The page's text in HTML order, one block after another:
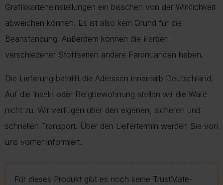
Grafikkarteneinstellungen ein bisschen von der Wirklichkeit
abweichen können. Es ist also kein Grund für die
Beanstandung. Außerdem können die Farben
verschiedener Stoffserien andere Farbnuancen haben.
Die Lieferung betrifft die Adressen innerhalb Deutschland.
Auf die Inseln oder Bergbewohnung stellen wir die Ware
nicht zu. Wir verfügen über den eigenen, sicheren und
schnellen Transport. Über den Liefertermin werden Sie von
uns vorher informiert.
Für dieses Produkt gibt es noch keine TrustMate-